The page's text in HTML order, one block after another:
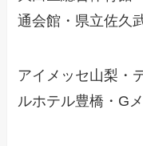
通会館・県立佐久
アイメッセ山梨・
ルホテル豊橋・G